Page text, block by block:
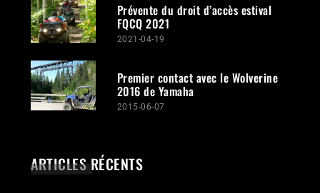
Prévente du droit d’accès estival
FQCQ 2021
2021-04-19
Premier contact avec le Wolverine
2016 de Yamaha
2015-06-07
ARTICLES RÉCENTS